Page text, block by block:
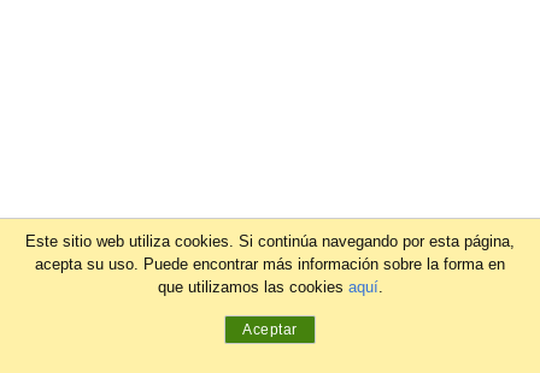
Este sitio web utiliza cookies. Si continúa navegando por esta página,
acepta su uso. Puede encontrar más información sobre la forma en
que utilizamos las cookies aquí.
Aceptar